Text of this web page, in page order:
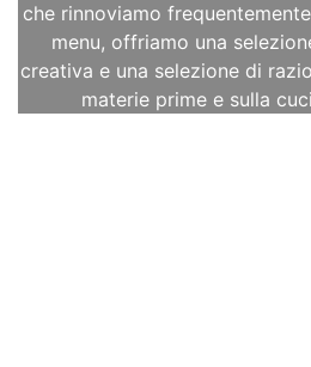
che rinnoviamo
menu, offriamo una
creativa e una selezione di
materie prime e sulla